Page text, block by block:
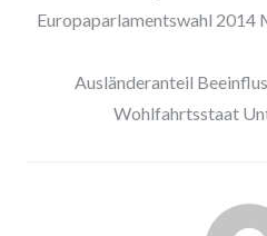
Europaparlamentswahl 2014
Ausländeranteil
Wohlfahrtsstaat